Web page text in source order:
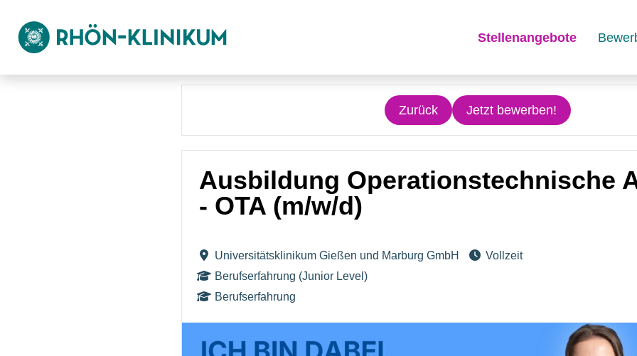
Stellenangebote
Zurück Jetzt bewerben!
Ausbildung Operationstechnische
- OTA (m/w/d)
Universitätsklinikum Gießen und Marburg GmbH
Berufserfahrung (Junior Level)
Berufserfahrung
Vollzeit